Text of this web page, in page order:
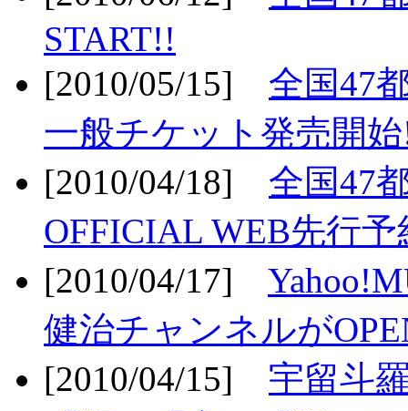
START!!
[2010/05/15] 全国47
一般チケット発売開
[2010/04/18] 全国47
OFFICIAL WEB先行
[2010/04/17]
健治チャンネルが
[2010/04/15] 宇留斗